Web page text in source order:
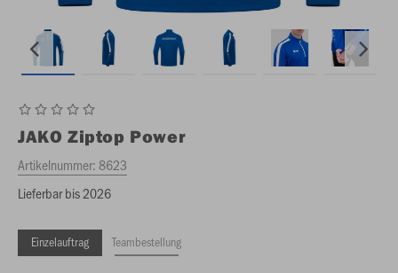
JAKO Ziptop Power
Artikelnummer:8623
Lieferbar bis 2026
Einzelauftrag Teambestellung